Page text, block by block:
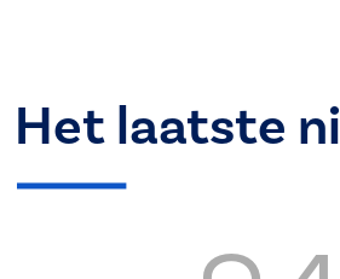
Het laatste